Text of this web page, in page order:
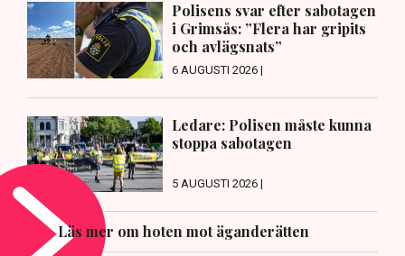
Polisens svar efter sabotagen
i Grimsås: ”Flera har gripits
och avlägsnats”
6 AUGUSTI 2026 |
Ledare: Polisen måste kunna
stoppa sabotagen
5 AUGUSTI 2026 |
Läs mer om hoten mot äganderätten